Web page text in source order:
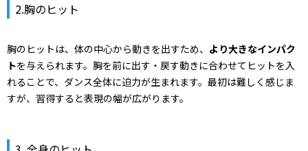
2.胸のヒット
胸のヒットは、体の中心から動きを出すため、 より大きなインパク
トを与えられます。胸を前に出す・戻す動きに合わせてヒットを入
れることで、ダンス全体に迫力が生まれます。最初は難しく感じま
すが、習得すると表現の幅が広がります。